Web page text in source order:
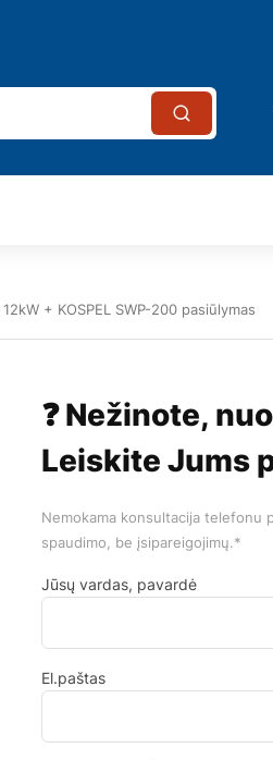
+ KOSPEL SWP-200 pasiūlymas
❓ Nežinote,
Leiskite Jums
Nemokama konsultacija telefonu
spaudimo, be įsipareigojimų.*
Jūsų vardas, pavardė
El.paštas